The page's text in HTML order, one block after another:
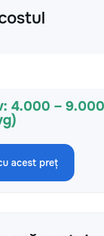
4.000 –
acest preț